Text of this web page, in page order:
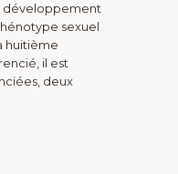
développement
sexuel
huitième
il est
deux